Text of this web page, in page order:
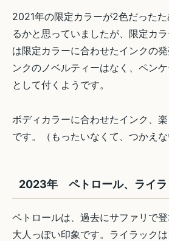
2021年の限定カラーが2色だった
るかと思っていましたが、限定カ
は限定カラーに合わせたインクの
ンクのノベルティーはなく、ペン
として付くようです。
ボディカラーに合わせたインク、
です。（もったいなくて、つかえな
2023年 ペトロール、ライラ
ペトロールは、過去にサファリで
大人っぽい印象です。ライラック